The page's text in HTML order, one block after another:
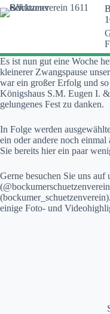
Zum
Inhalt
Es ist nun gut eine Woche
kleinerer Zwangspause
war ein großer Erfolg und
Königshaus S.M. Eugen I.
gelungenes Fest zu danken.
In Folge werden
ein oder andere noch
Sie bereits hier ein paar
Gerne besuchen Sie uns auf
einige Foto- und